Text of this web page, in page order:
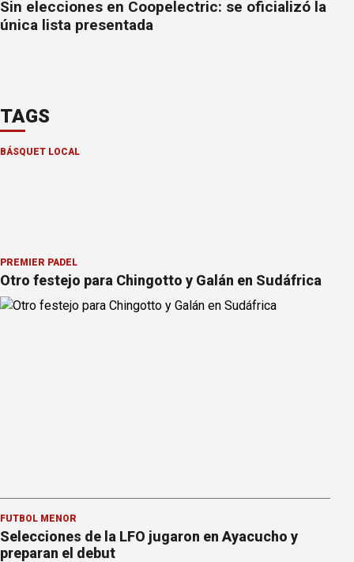
Sin elecciones en Coopelectric: se oficializó la
única lista presentada
TAGS
BÁSQUET LOCAL
PREMIER PÁDEL
Otro festejo para Chingotto y Galán en Sudáfrica
FÚTBOL MENOR
Selecciones de la LFO jugaron en Ayacucho y
preparan el debut